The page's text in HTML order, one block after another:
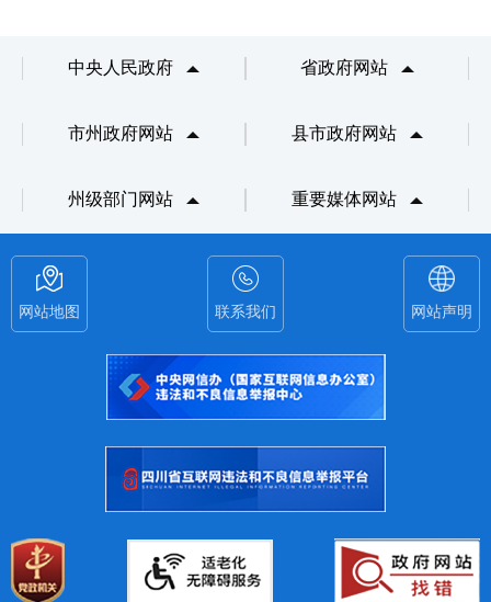
中央人民政府 省政府网站
市州政府网站 县市政府网站
州级部门网站 重要媒体网站
网站地图 联系我们 网站声明